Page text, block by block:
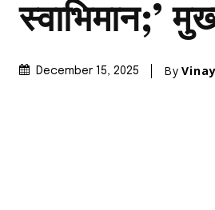
स्वाभिमान;’
December 15, 2025 By